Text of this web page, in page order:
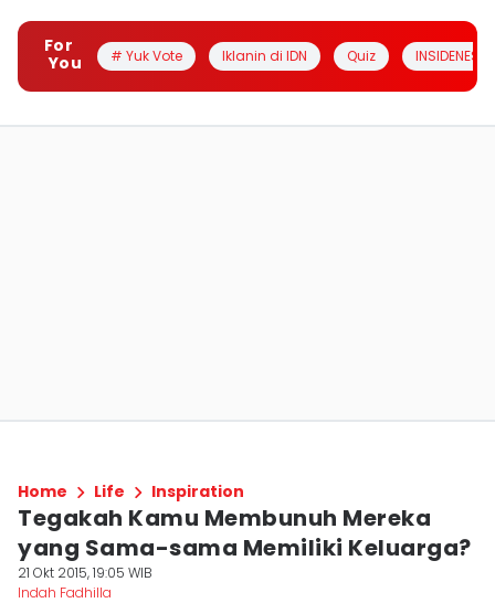
For
You
# Yuk Vote Iklanin di IDN Quiz INSIDENESIA
Home Life Inspiration
Tegakah Kamu Membunuh Mereka
yang Sama-sama Memiliki Keluarga?
21 Okt 2015, 19:05 WIB
Indah Fadhilla